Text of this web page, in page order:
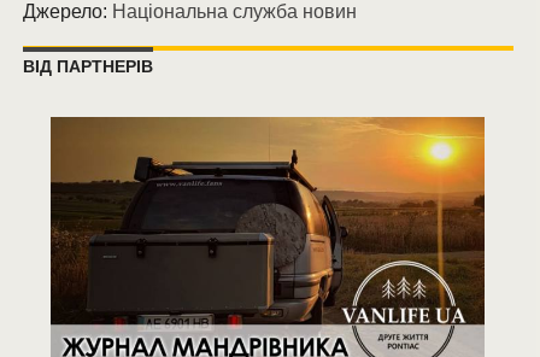
Джерело: Національна служба новин
ВІД ПАРТНЕРІВ